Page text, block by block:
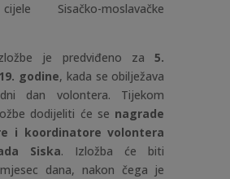
Sisačko-moslavačke
je predviđeno za5.
godine, kada se obilježava
dan volontera. Tijekom
dodijeliti će se nagrade
i koordinatore volontera
Siska. Izložba će biti
dana, nakon čega je